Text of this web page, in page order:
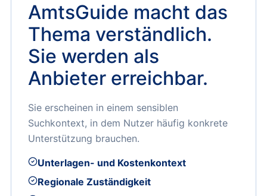
AmtsGuide macht das
Thema verständlich.
Sie werden als
Anbieter erreichbar.
Sie erscheinen in einem sensiblen
Suchkontext, in dem Nutzer häufig konkrete
Unterstützung brauchen.
Unterlagen- und Kostenkontext
Regionale Zuständigkeit